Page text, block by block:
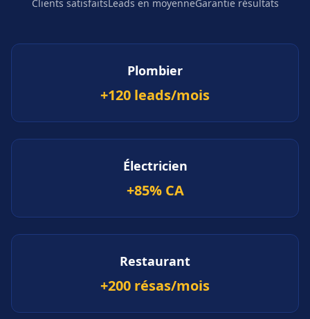
Clients satisfaitsLeads en moyenneGarantie résultats
Plombier
+120 leads/mois
Électricien
+85% CA
Restaurant
+200 résas/mois